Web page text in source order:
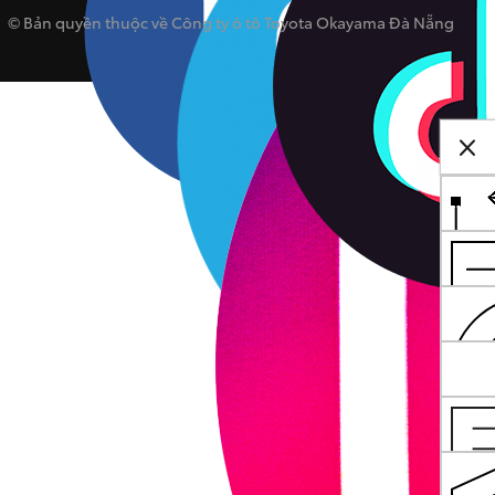
© Bản quyền thuộc về Công ty ô tô Toyota Okayama Đà Nẵng